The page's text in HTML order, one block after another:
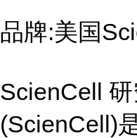
品牌:美国
ScienCell
(ScienCell)